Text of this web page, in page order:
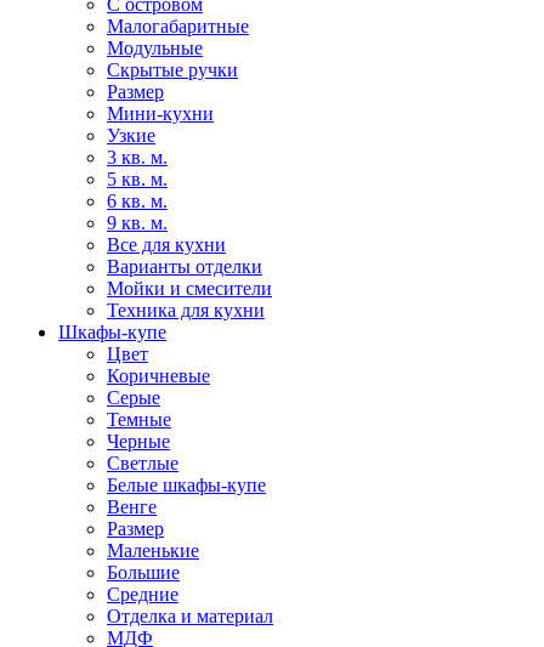
С островом
Малогабаритные
Модульные
Скрытые ручки
Размер
Мини-кухни
Узкие
3 кв. м.
5 кв. м.
6 кв. м.
9 кв. м.
Все для кухни
Варианты отделки
Мойки и смесители
Техника для кухни
Шкафы-купе
Цвет
Коричневые
Серые
Темные
Черные
Светлые
Белые шкафы-купе
Венге
Размер
Маленькие
Большие
Средние
Отделка и материал
МДФ